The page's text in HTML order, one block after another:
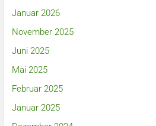
Januar 2026
November 2025
Juni 2025
Mai 2025
Februar 2025
Januar 2025